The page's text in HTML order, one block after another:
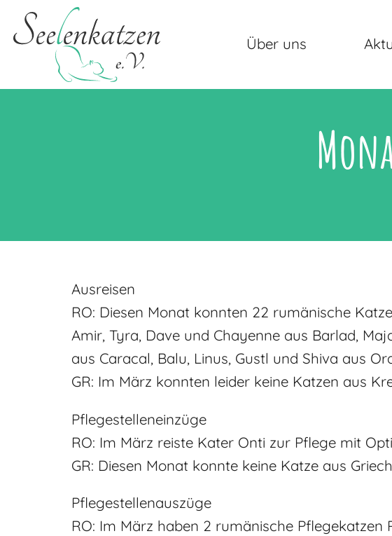
Über uns
Ausreisen
RO: Diesen Monat konnten 22 rumänische
Amir, Tyra, Dave und Chayenne aus Barlad,
aus Caracal, Balu, Linus, Gustl und Shiva aus
GR: Im März konnten leider keine Katzen aus
Pflegestelleneinzüge
RO: Im März reiste Kater Onti zur Pflege mit
GR: Diesen Monat konnte keine Katze aus
Pflegestellenauszüge
RO: Im März haben 2 rumänische